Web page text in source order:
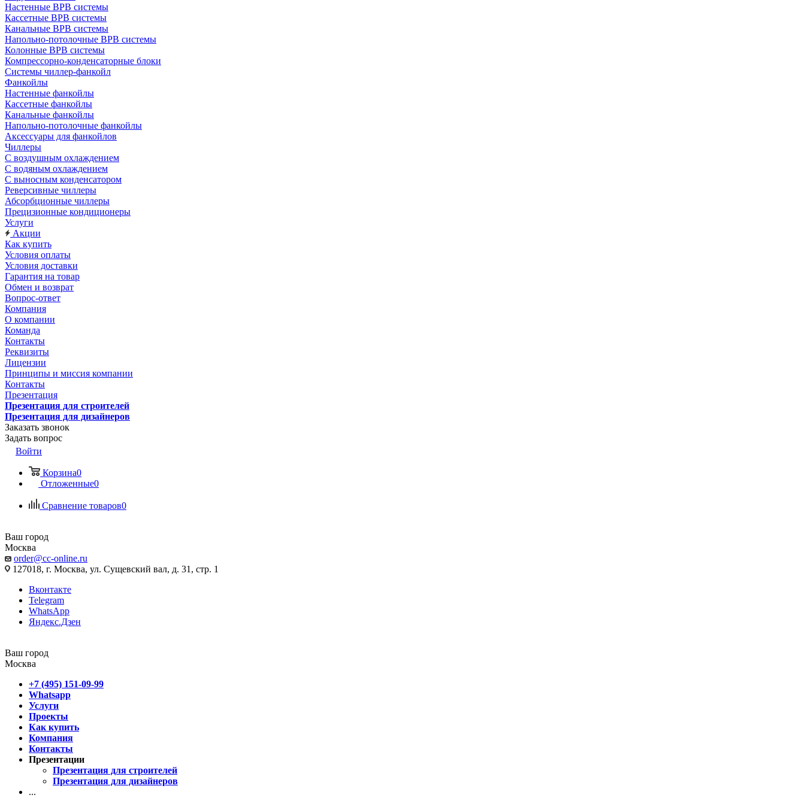
Настенные ВРВ системы
Кассетные ВРВ системы
Канальные ВРВ системы
Напольно-потолочные ВРВ системы
Колонные ВРВ системы
Компрессорно-конденсаторные блоки
Системы чиллер-фанкойл
Фанкойлы
Настенные фанкойлы
Кассетные фанкойлы
Канальные фанкойлы
Напольно-потолочные фанкойлы
Аксессуары для фанкойлов
Чиллеры
С воздушным охлаждением
С водяным охлаждением
С выносным конденсатором
Реверсивные чиллеры
Абсорбционные чиллеры
Прецизионные кондиционеры
Услуги
Акции
Как купить
Условия оплаты
Условия доставки
Гарантия на товар
Обмен и возврат
Вопрос-ответ
Компания
О компании
Команда
Контакты
Реквизиты
Лицензии
Принципы и миссия компании
Контакты
Презентация
Презентация для строителей
Презентация для дизайнеров
Заказать звонок
Задать вопрос
Войти
Корзина0
Отложенные0
Сравнение товаров0
Ваш город
Москва
order@cc-online.ru
127018, г. Москва, ул. Сущевский вал, д. 31, стр. 1
Вконтакте
Telegram
WhatsApp
Яндекс.Дзен
Ваш город
Москва
+7 (495) 151-09-99
Whatsapp
Услуги
Проекты
Как купить
Компания
Контакты
Презентации
Презентация для строителей
Презентация для дизайнеров
...